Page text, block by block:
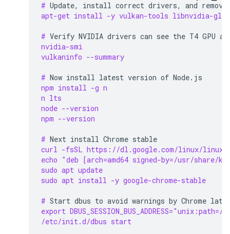
# Update, install correct drivers, and remove
apt-get install -y vulkan-tools libnvidia-gl-
# Verify NVIDIA drivers can see the T4 GPU
nvidia-smi
vulkaninfo --summary
# Now install latest version of
npm install -g n
n lts
node --version
npm --version
# Next install Chrome
curl -fsSL https://dl.google.com/linux/
echo "deb [arch=amd64 signed-by=/usr/
sudo apt update
sudo apt install -y google-chrome-stable
# Start dbus to avoid warnings by Chrome
export
/etc/init.d/dbus start